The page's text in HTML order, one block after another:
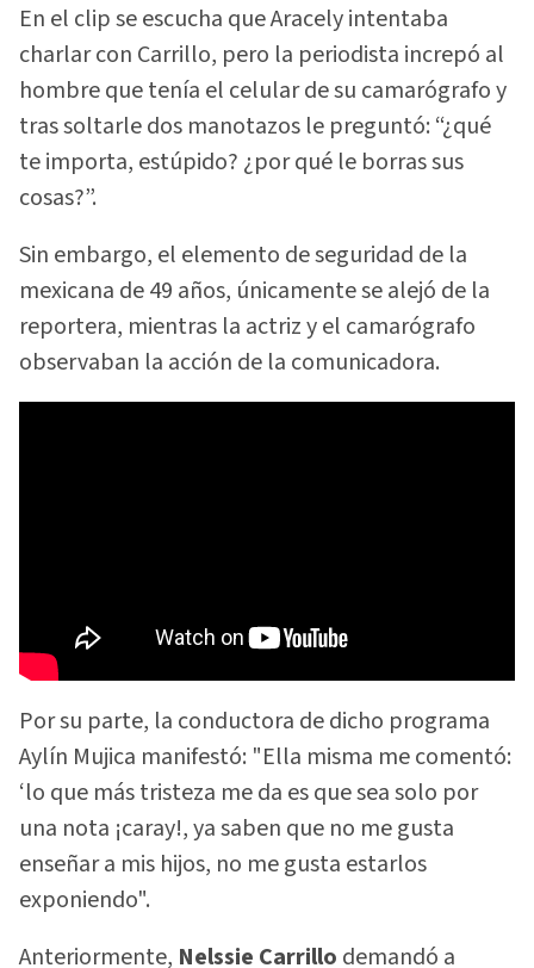
En el clip se escucha que Aracely intentaba
charlar con Carrillo, pero la periodista increpó al
hombre que tenía el celular de su camarógrafo y
tras soltarle dos manotazos le preguntó: “¿qué
te importa, estúpido? ¿por qué le borras sus
cosas?”.
Sin embargo, el elemento de seguridad de la
mexicana de 49 años, únicamente se alejó de la
reportera, mientras la actriz y el camarógrafo
observaban la acción de la comunicadora.
Por su parte, la conductora de dicho programa
Aylín Mujica manifestó: "Ella misma me comentó:
‘lo que más tristeza me da es que sea solo por
una nota ¡caray!, ya saben que no me gusta
enseñar a mis hijos, no me gusta estarlos
exponiendo".
Anteriormente, Nelssie Carrillo demandó a